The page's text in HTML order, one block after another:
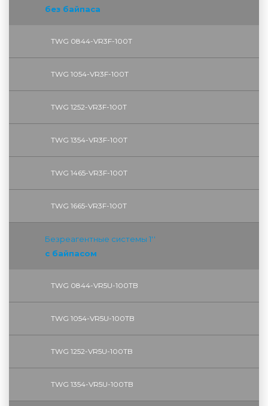
без байпаса
TWG 0844-VR3F-100T
TWG 1054-VR3F-100T
TWG 1252-VR3F-100T
TWG 1354-VR3F-100T
TWG 1465-VR3F-100T
TWG 1665-VR3F-100T
Безреагентные системы 1''
с байпасом
TWG 0844-VR5U-100TB
TWG 1054-VR5U-100TB
TWG 1252-VR5U-100TB
TWG 1354-VR5U-100ТB